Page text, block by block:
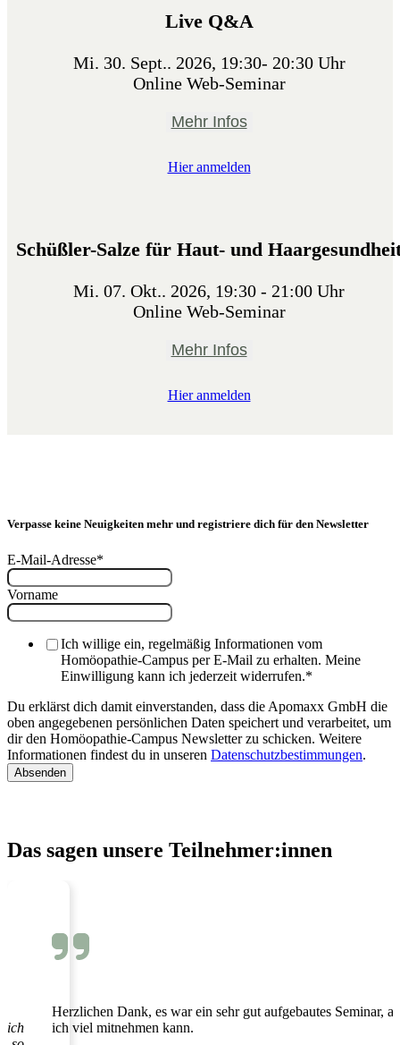
Live Q&A
Mi. 30. Sept.. 2026, 19:30- 20:30 Uhr
Online Web-Seminar
Mehr Infos
Hier anmelden
Schüßler-Salze für Haut- und
Mi. 07. Okt.. 2026, 19:30 - 21:00 Uhr
Online Web-Seminar
Mehr Infos
Hier anmelden
Verpasse keine Neuigkeiten mehr und registriere dich für den Newsletter
E-Mail-Adresse*
Vorname
Ich willige ein, regelmäßig Informationen vom
Homöopathie-Campus per E-Mail zu erhalten. Meine
Einwilligung kann ich jederzeit widerrufen.*
Du erklärst dich damit einverstanden, dass die Apomaxx GmbH die
oben angegebenen persönlichen Daten speichert und verarbeitet, um
dir den Homöopathie-Campus Newsletter zu schicken. Weitere
Informationen findest du in unseren Datenschutzbestimmungen.
Das sagen unsere Teilnehmer:innen
aus dem
konnte der Referentin gut folgen und die Inhalte waren
praxisnah. So bleibt das Gelernte wirklich im Kopf.